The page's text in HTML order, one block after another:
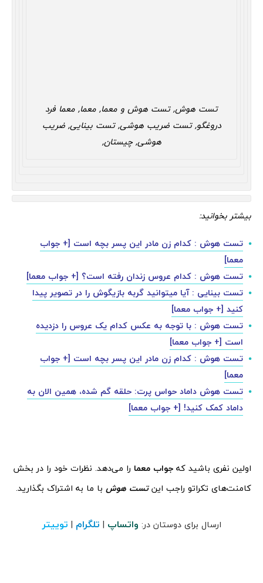
تست هوش, تست هوش و معما, معما, معما فرد
دروغگو, تست ضریب هوشی, تست بینایی, ضریب
هوشی, چیستان,
بیشتر بخوانید:
تست هوش : کدام زن مادر این پسر بچه است [+ جواب
معما]
تست هوش : کدام عروس زندان رفته است؟ [+ جواب معما]
تست بینایی : آیا میتوانید گربه بازیگوش را در تصویر پیدا
کنید [+ جواب معما]
تست هوش : با توجه به عکس کدام یک عروس را دزدیده
است [+ جواب معما]
تست هوش : کدام زن مادر این پسر بچه است [+ جواب
معما]
تست هوش داماد حواس پرت: حلقه گم شده، همین الان به
داماد کمک کنید! [+ جواب معما]
اولین نفری باشید که جواب معما را می‌دهد. نظرات خود را در بخش
کامنت‌های تکراتو راجب اینتست هوش با ما به اشتراک بگذارید.
ارسال برای دوستان در: واتساپ | تلگرام | توییتر